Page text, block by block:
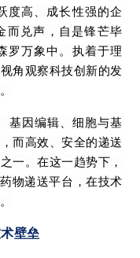
度高、成长性强的企
而兑声，自是锋芒毕
罗万象中。执着于理
角观察科技创新的发
基因编辑、细胞与基
而高效、安全的递送
一。在这一趋势下，
物递送平台，在技术
壁垒